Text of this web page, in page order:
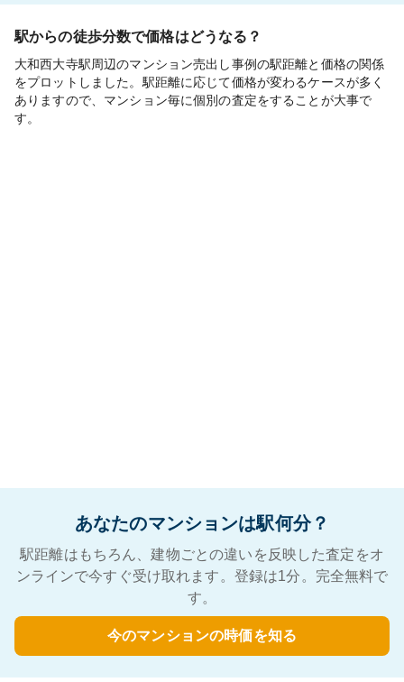
駅からの徒歩分数で価格はどうなる？
大和西大寺駅周辺のマンション売出し事例の駅距離と価格の関係
をプロットしました。駅距離に応じて価格が変わるケースが多く
ありますので、マンション毎に個別の査定をすることが大事で
す。
あなたのマンションは駅何分？
駅距離はもちろん、建物ごとの違いを反映した査定をオ
ンラインで今すぐ受け取れます。登録は1分。完全無料で
す。
今のマンションの時価を知る